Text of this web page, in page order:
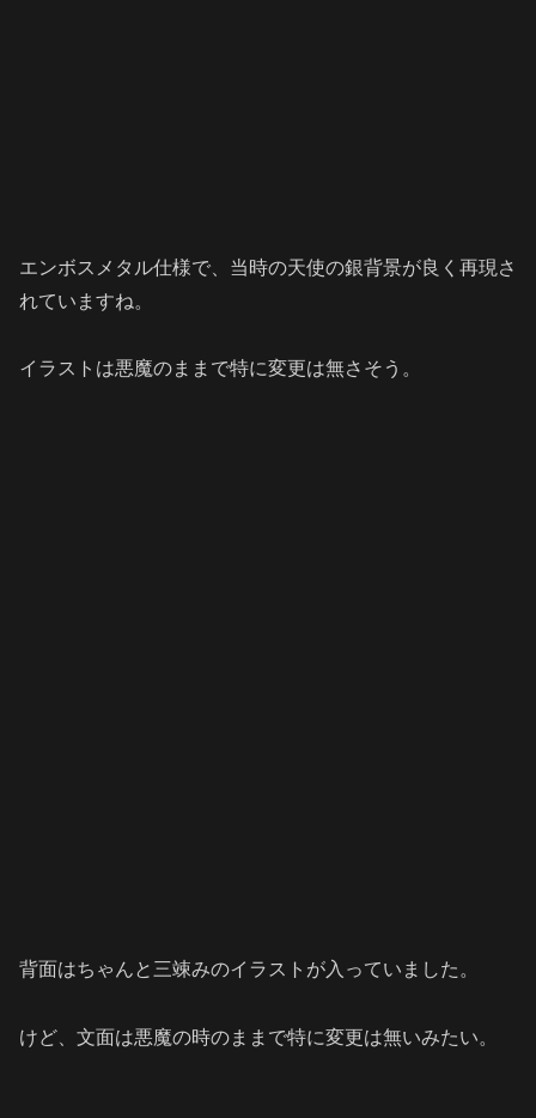
エンボスメタル仕様で、当時の天使の銀背景が良く再現さ
れていますね。
イラストは悪魔のままで特に変更は無さそう。
背面はちゃんと三竦みのイラストが入っていました。
けど、文面は悪魔の時のままで特に変更は無いみたい。